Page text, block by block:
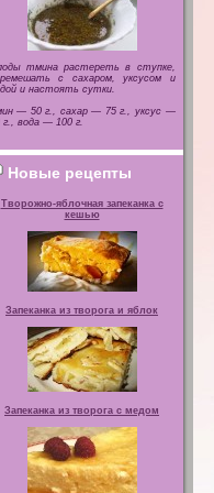
тмина растереть в ступке,
с сахаром, уксусом и
и настоять сутки.
— 50 г., сахар — 75 г., уксус —
г., вода — 100 г.
Новые рецепты
Творожно-яблочная запеканка с
кешью
Запеканка из творога и яблок
Запеканка из творога с медом